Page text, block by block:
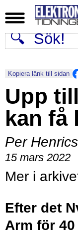
Kopiera länk till sidan
Upp
kan få
Per
15 mars 2022
Efter det
Arm för